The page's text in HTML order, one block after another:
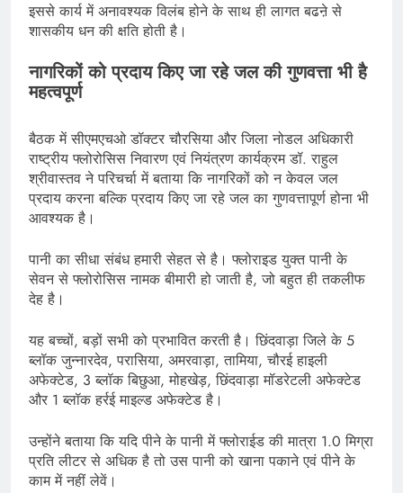
इससे कार्य में अनावश्यक विलंब होने के साथ ही लागत बढऩे से
शासकीय धन की क्षति होती है।
नागरिकों को प्रदाय किए जा रहे जल की गुणवत्ता भी है
महत्वपूर्ण
बैठक में सीएमएचओ डॉक्टर चौरसिया और जिला नोडल अधिकारी
राष्ट्रीय फ्लोरोसिस निवारण एवं नियंत्रण कार्यक्रम डॉ. राहुल
श्रीवास्तव ने परिचर्चा में बताया कि नागरिकों को न केवल जल
प्रदाय करना बल्कि प्रदाय किए जा रहे जल का गुणवत्तापूर्ण होना भी
आवश्यक है।
पानी का सीधा संबंध हमारी सेहत से है। फ्लोराइड युक्त पानी के
सेवन से फ्लोरोसिस नामक बीमारी हो जाती है, जो बहुत ही तकलीफ
देह है।
यह बच्चों, बड़ों सभी को प्रभावित करती है। छिंदवाड़ा जिले के 5
ब्लॉक जुन्नारदेव, परासिया, अमरवाड़ा, तामिया, चौरई हाइली
अफेक्टेड, 3 ब्लॉक बिछुआ, मोहखेड़, छिंदवाड़ा मॉडरेटली अफेक्टेड
और 1 ब्लॉक हर्रई माइल्ड अफेक्टेड है।
उन्होंने बताया कि यदि पीने के पानी में फ्लोराईड की मात्रा 1.0 मिग्रा
प्रति लीटर से अधिक है तो उस पानी को खाना पकाने एवं पीने के
काम में नहीं लेवें।